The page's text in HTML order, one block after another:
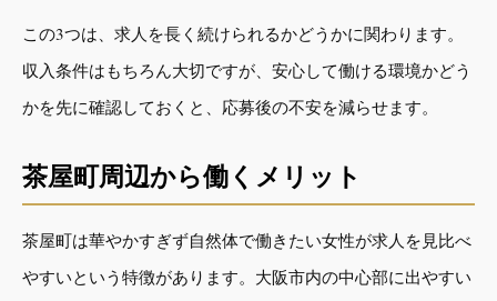
この3つは、求人を長く続けられるかどうかに関わります。
収入条件はもちろん大切ですが、安心して働ける環境かどう
かを先に確認しておくと、応募後の不安を減らせます。
茶屋町周辺から働くメリット
茶屋町は華やかすぎず自然体で働きたい女性が求人を見比べ
やすいという特徴があります。大阪市内の中心部に出やすい